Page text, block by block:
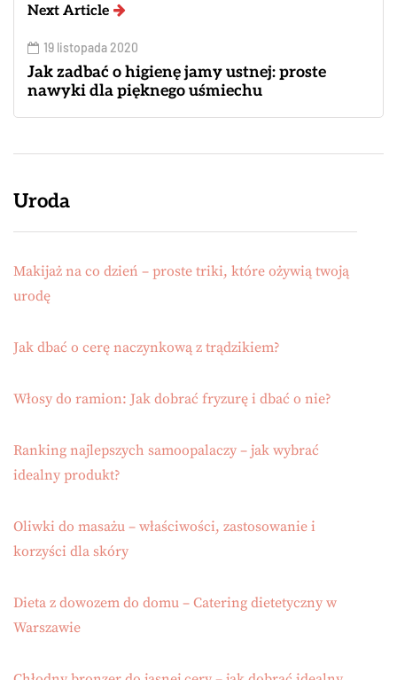
Next Article
19 listopada 2020
Jak zadbać o higienę jamy ustnej: proste
nawyki dla pięknego uśmiechu
Uroda
Makijaż na co dzień – proste triki, które ożywią twoją
urodę
Jak dbać o cerę naczynkową z trądzikiem?
Włosy do ramion: Jak dobrać fryzurę i dbać o nie?
Ranking najlepszych samoopalaczy – jak wybrać
idealny produkt?
Oliwki do masażu – właściwości, zastosowanie i
korzyści dla skóry
Dieta z dowozem do domu – Catering dietetyczny w
Warszawie